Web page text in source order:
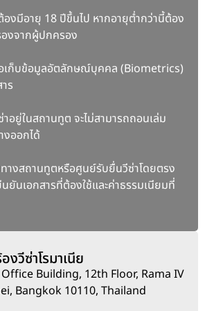
องมีอายุ 18 ปีขึ้นไป หากอายุต่ำกว่านี้ต้อง
องจากผู้ปกครอง
เก็บข้อมูลอัตลักษณ์บุคคล (Biometrics)
ร
าอยู่ในสถานทูต จะไม่สามารถถอนเล่ม
งออกได้
างสถานทูตหรือศูนย์รับยื่นวีซ่าโดยตรง
ยันเอกสารที่ต้องใช้และค่าธรรมเนียมที่
วีซ่าโรมาเนีย
Building, 12th Floor, Rama IV
Bangkok 10110, Thailand